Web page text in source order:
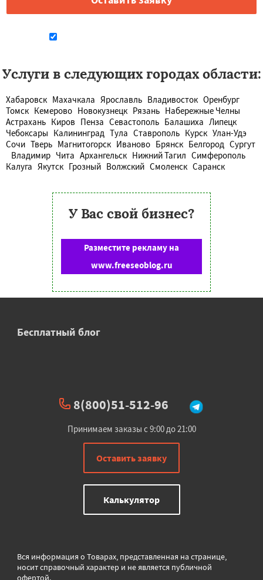
Услуги в следующих городах области:
Хабаровск Махачкала Ярославль Владивосток Оренбург
Томск Кемерово Новокузнецк Рязань Набережные Челны
Астрахань Киров Пенза Севастополь Балашиха Липецк
Чебоксары Калининград Тула Ставрополь Курск Улан-Удэ
Сочи Тверь Магнитогорск Иваново Брянск Белгород Сургут
Владимир Чита Архангельск Нижний Тагил Симферополь
Калуга Якутск Грозный Волжский Смоленск Саранск
У Вас свой бизнес?
Разместите рекламу на
www.freeseoblog.ru
Бесплатный блог
8(800)51-512-96
Принимаем заказы с 9:00 до 21:00
Оставить заявку
Калькулятор
Вся информация о Товарах, представленная на странице,
носит справочный характер и не является публичной
офертой.